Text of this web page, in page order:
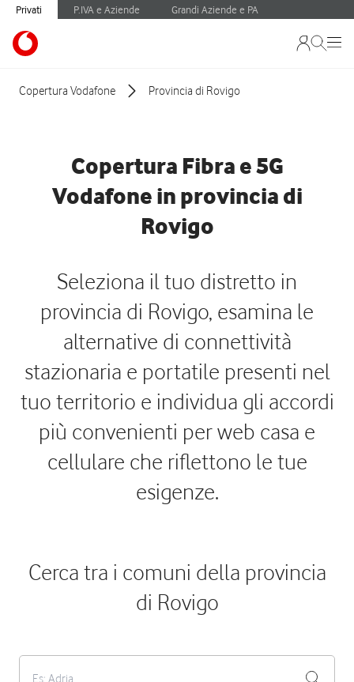
Privati P.IVA e Aziende Grandi Aziende e PA
Copertura Vodafone Provincia di Rovigo
Copertura Fibra e 5G
Vodafone in provincia di
Rovigo
Seleziona il tuo distretto in
provincia di Rovigo, esamina le
alternative di connettività
stazionaria e portatile presenti nel
tuo territorio e individua gli accordi
più convenienti per web casa e
cellulare che riflettono le tue
esigenze.
Cerca tra i comuni della provincia
di Rovigo